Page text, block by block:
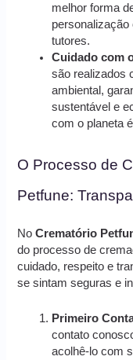
melhor forma
tutores.
Cuidado com
são realizados
ambiental,
sustentável e
com o planeta
O Processo de
Petfune:
NoCrematório
do processo de
cuidado, respeito e
se sintam seguras e
Primeiro
contato
acolhê-lo com